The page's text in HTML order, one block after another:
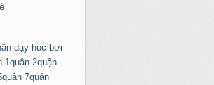
dạy học bơi
1quận 2quận
7quận